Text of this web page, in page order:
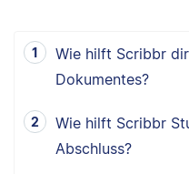
Wie hilft Scribbr
Dokumentes?
Wie hilft Scribbr
Abschluss?